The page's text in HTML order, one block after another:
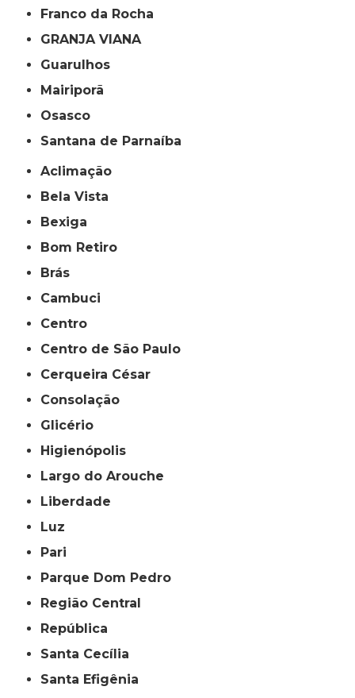
Franco da Rocha
GRANJA VIANA
Guarulhos
Mairiporã
Osasco
Santana de Parnaíba
Aclimação
Bela Vista
Bexiga
Bom Retiro
Brás
Cambuci
Centro
Centro de São Paulo
Cerqueira César
Consolação
Glicério
Higienópolis
Largo do Arouche
Liberdade
Luz
Pari
Parque Dom Pedro
Região Central
República
Santa Cecília
Santa Efigênia